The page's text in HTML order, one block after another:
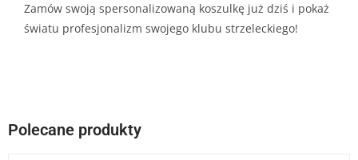
Zamów swoją spersonalizowaną koszulkę już dziś i pokaż
światu profesjonalizm swojego klubu strzeleckiego!
Polecane produkty